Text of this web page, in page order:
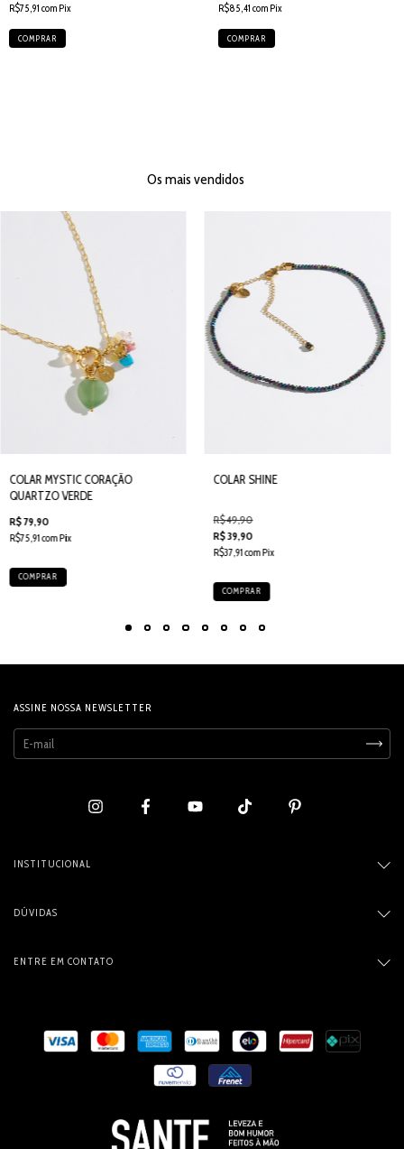
R$75,91 com Pix R$85,41 com Pix
Os mais vendidos
COLAR MYSTIC CORAÇÃO
QUARTZO VERDE
R$ 79,90
R$75,91 com Pix
COMPRAR
COLAR SHINE
R$ 49,90
R$ 39,90
R$37,91 com Pix
COMPRAR
ASSINE NOSSA NEWSLETTER
INSTITUCIONAL
DÚVIDAS
ENTRE EM CONTATO